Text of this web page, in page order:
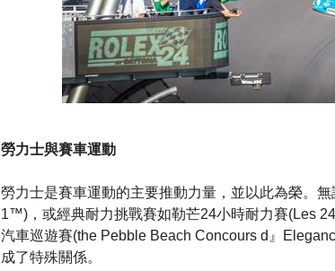
勞力士與賽車運動
勞力士是賽車運動的主要推動力量，並以此為榮。
1™)，或經典耐力挑戰賽如勒芒24小時耐力賽(Les
汽車巡遊賽(the Pebble Beach Concours d』
成了特殊關係。